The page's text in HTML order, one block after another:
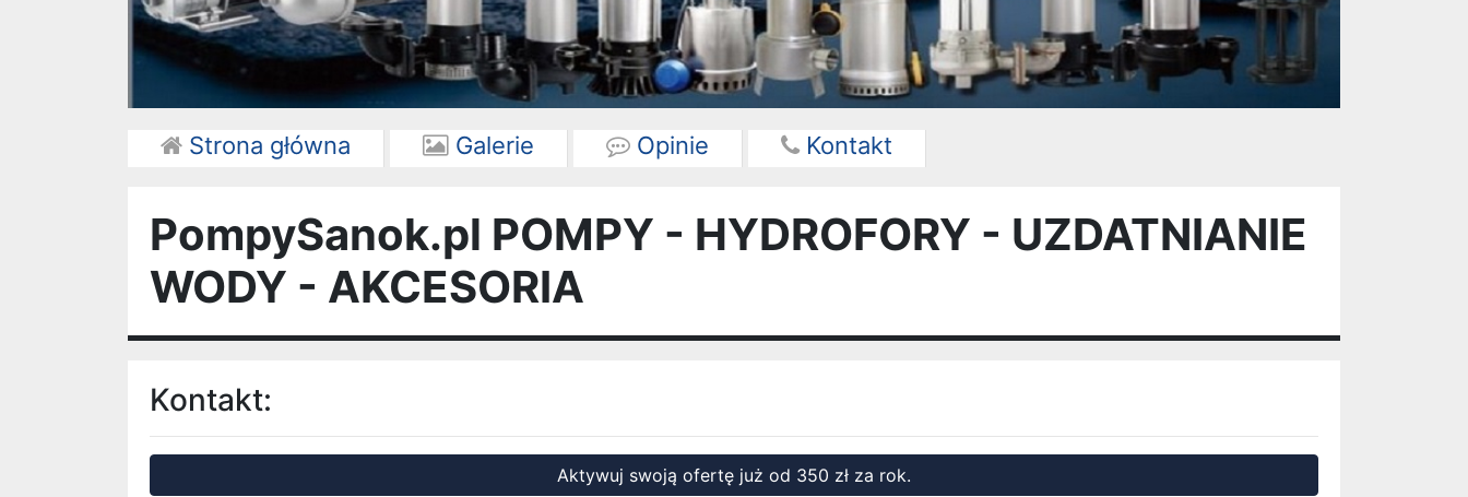
Strona główna Galerie Opinie Kontakt
PompySanok.pl POMPY - HYDROFORY - UZDATNIANIE
WODY - AKCESORIA
Kontakt:
Aktywuj swoją ofertę już od 350 zł za rok.